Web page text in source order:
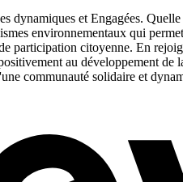
dynamiques et Engagées.
environnementaux qui
citoyenne. En
au développement
communauté solidaire et